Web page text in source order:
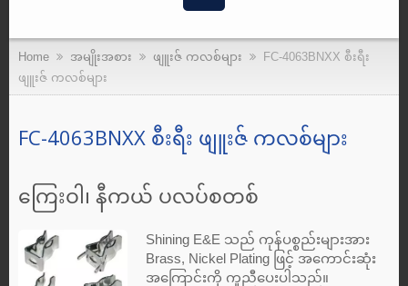
Home အမျိုးအစား ဖျူးဇ် ကလစ်များ
FC-4063BNXX စီးရီး
ဖျူးဇ် ကလစ်များ
FC-4063BNXX စီးရီး ဖျူးဇ် ကလစ်များ
ကြေးဝါ၊ နီကယ် ပလပ်စတစ်
Shining E&E သည် ကုန်ပစ္စည်းများအား
Brass, Nickel Plating ဖြင့် အကောင်းဆုံး
အကြောင်းကို ကူညီပေးပါသည်။